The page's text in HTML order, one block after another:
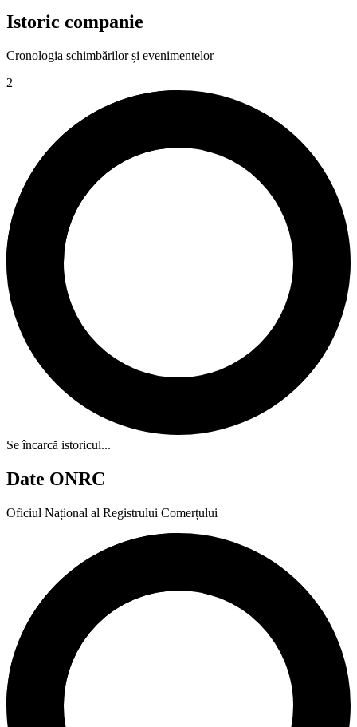
Istoric companie
Cronologia schimbărilor și evenimentelor
2
Se încarcă istoricul...
Date ONRC
Oficiul Național al Registrului Comerțului